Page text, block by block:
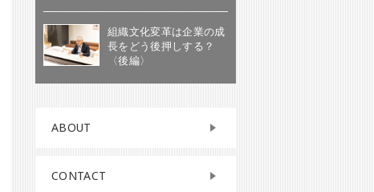
組織文化変革は企業の成
長をどう後押しする？
〈後編〉
ABOUT
CONTACT